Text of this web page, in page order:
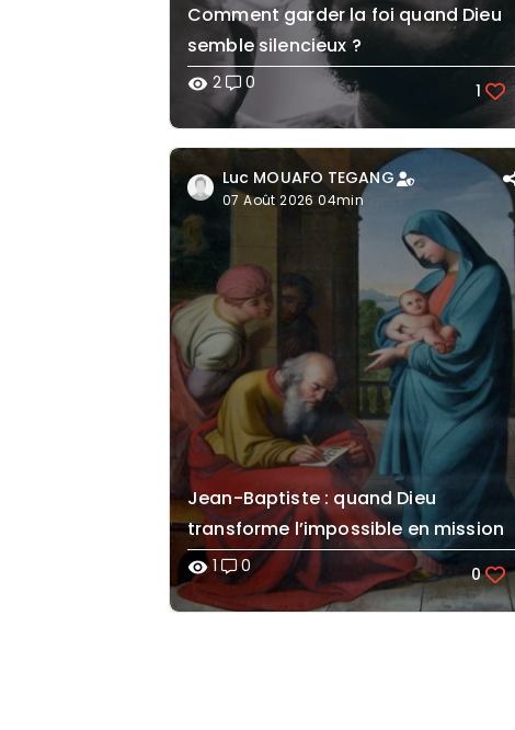
Comment garder la foi quand Dieu
semble silencieux ?
visibility 2 0 1
Luc MOUAFO TEGANG
07 Août 2026 04min
Jean-Baptiste : quand Dieu
transforme l’impossible en mission
visibility1 0 0